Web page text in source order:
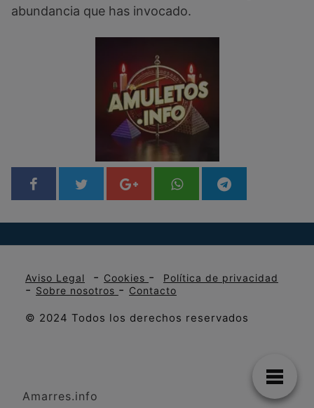
abundancia que has invocado.
Aviso Legal - Cookies - Política de privacidad
- Sobre nosotros - Contacto
© 2024 Todos los derechos reservados
Amarres.info